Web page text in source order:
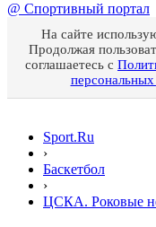
@ Спортивный портал
На сайте
Продолжая
соглашаетесь с
Sport.Ru
›
Баскетбол
›
ЦСКА. Роковые